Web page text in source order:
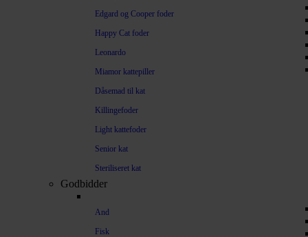
Edgard og Cooper foder
Happy Cat foder
Leonardo
Miamor kattepiller
Dåsemad til kat
Killingefoder
Light kattefoder
Senior kat
Steriliseret kat
Godbidder
And
Fisk